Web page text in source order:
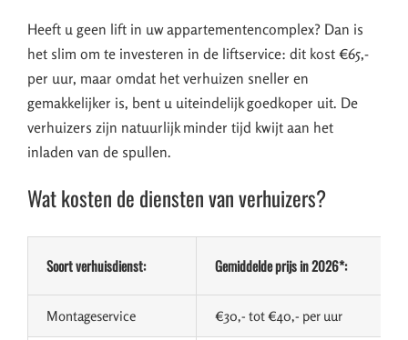
Heeft u geen lift in uw appartementencomplex? Dan is
het slim om te investeren in de liftservice: dit kost €65,-
per uur, maar omdat het verhuizen sneller en
gemakkelijker is, bent u uiteindelijk goedkoper uit. De
verhuizers zijn natuurlijk minder tijd kwijt aan het
inladen van de spullen.
Wat kosten de diensten van verhuizers?
Soort verhuisdienst: Gemiddelde prijs in 2026*:
Montageservice €30,- tot €40,- per uur